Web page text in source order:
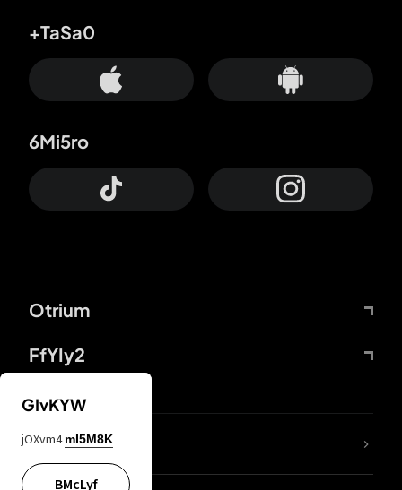
Otrium
FfYIy2
+TaSa0
6Mi5ro
DDcvSo
GIvKYW
jOXvm4 mI5M8K
BMcLyf